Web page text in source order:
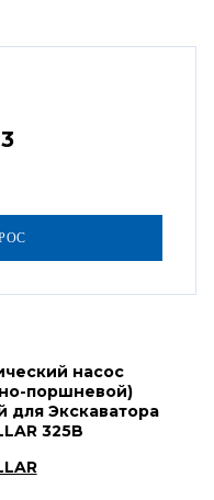
насос
поршневой)
для Экскаватора
325B